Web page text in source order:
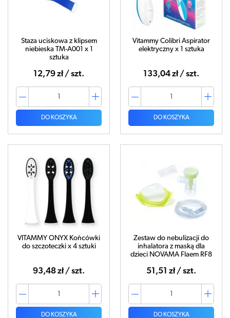
Staza uciskowa z klipsem
niebieska TM-A001 x 1
sztuka
12,79 zł / szt.
DO KOSZYKA
Vitammy Colibri Aspirator
elektryczny x 1 sztuka
133,04 zł / szt.
DO KOSZYKA
VITAMMY ONYX Końcówki
do szczoteczki x 4 sztuki
93,48 zł / szt.
DO KOSZYKA
Zestaw do nebulizacji do
inhalatora z maską dla
dzieci NOVAMA Flaem RF8
51,51 zł / szt.
DO KOSZYKA